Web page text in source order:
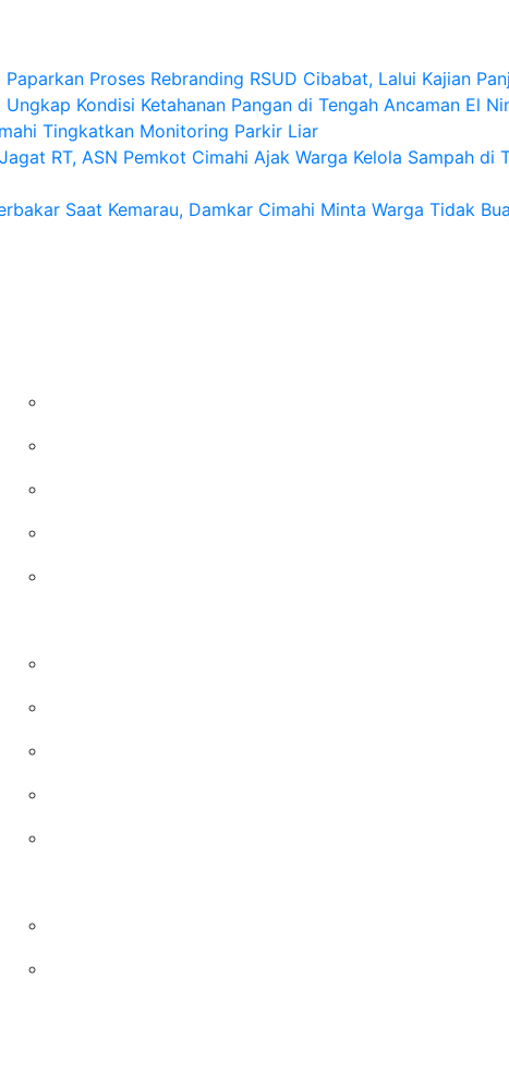
Proses Rebranding RSUD Cibabat, Lalui Kajian
Kondisi Ketahanan Pangan di Tengah Ancaman El
Tingkatkan Monitoring Parkir Liar
RT, ASN Pemkot Cimahi Ajak Warga Kelola Sampah di
Saat Kemarau, Damkar Cimahi Minta Warga Tidak